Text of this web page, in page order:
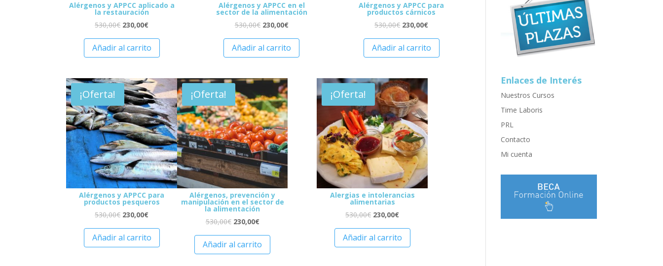
Alérgenos y APPCC aplicado a
la restauración
530,00€ 230,00€
Añadir al carrito
Alérgenos y APPCC en el
sector de la alimentación
530,00€ 230,00€
Añadir al carrito
Alérgenos y APPCC para
productos cárnicos
530,00€ 230,00€
Añadir al carrito
¡Oferta!
Alérgenos y APPCC para
productos pesqueros
530,00€ 230,00€
Añadir al carrito
¡Oferta!
Alérgenos, prevención y
manipulación en el sector de
la alimentación
530,00€ 230,00€
Añadir al carrito
¡Oferta!
Alergias e intolerancias
alimentarias
530,00€ 230,00€
Añadir al carrito
Enlaces de Interés
Nuestros Cursos
Time Laboris
PRL
Contacto
Mi cuenta